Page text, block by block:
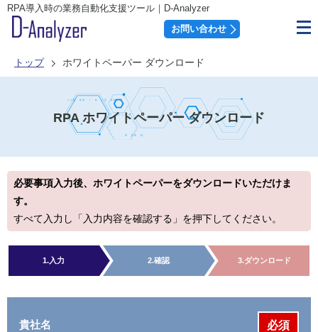
RPA導入時の業務自動化支援ツール｜D-Analyzer
お問い合わせ
トップ ホワイトペーパー ダウンロード
RPA ホワイトペーパー ダウンロード
必要事項入力後、ホワイトペーパーをダウンロードいただけま
す。
すべて入力し「入力内容を確認する」を押下してください。
1.入力 2.確認 3.ダウンロード
貴社名 必須